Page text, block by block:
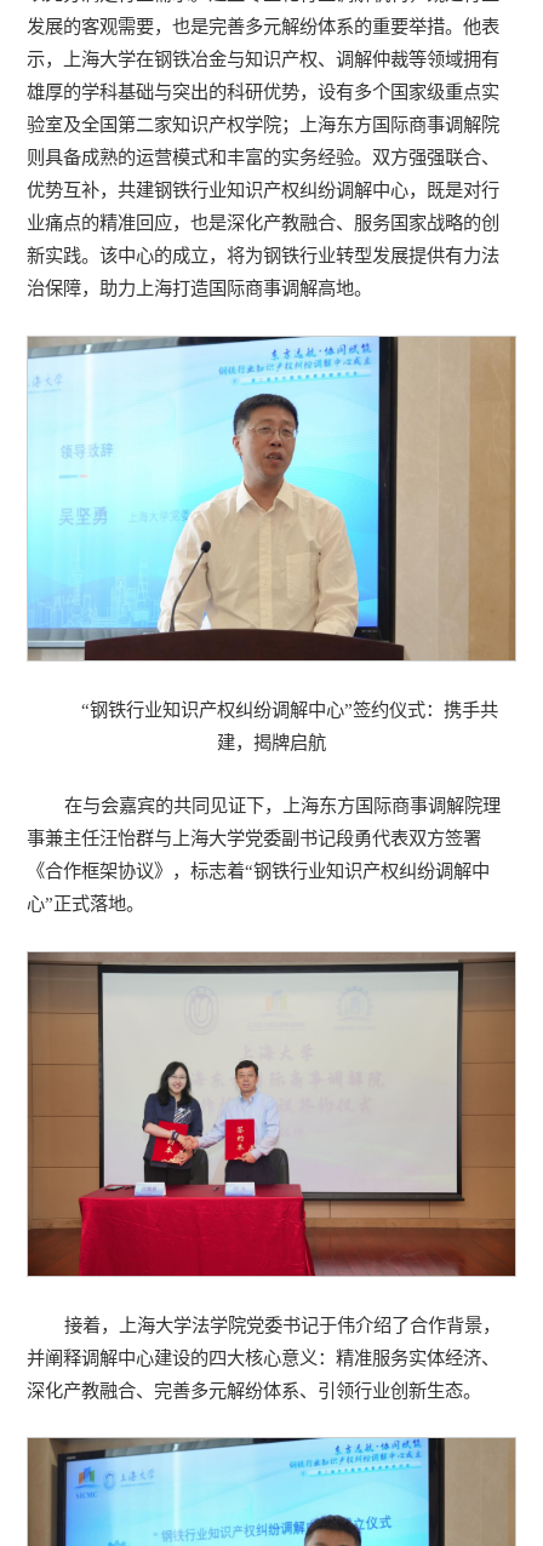
发展的客观需要，也是完善多元解纷体系的重要举措。他表
示，上海大学在钢铁冶金与知识产权、调解仲裁等领域拥有
雄厚的学科基础与突出的科研优势，设有多个国家级重点实
验室及全国第二家知识产权学院；上海东方国际商事调解院
则具备成熟的运营模式和丰富的实务经验。双方强强联合、
优势互补，共建钢铁行业知识产权纠纷调解中心，既是对行
业痛点的精准回应，也是深化产教融合、服务国家战略的创
新实践。该中心的成立，将为钢铁行业转型发展提供有力法
治保障，助力上海打造国际商事调解高地。
“钢铁行业知识产权纠纷调解中心”签约仪式：携手共
建，揭牌启航
在与会嘉宾的共同见证下，上海东方国际商事调解院理
事兼主任汪怡群与上海大学党委副书记段勇代表双方签署
《合作框架协议》，标志着“钢铁行业知识产权纠纷调解中
心”正式落地。
接着，上海大学法学院党委书记于伟介绍了合作背景，
并阐释调解中心建设的四大核心意义：精准服务实体经济、
深化产教融合、完善多元解纷体系、引领行业创新生态。